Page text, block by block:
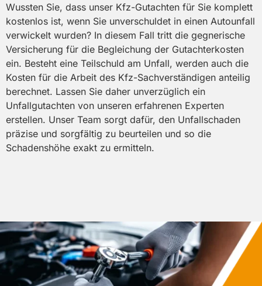
Wussten Sie, dass unser Kfz-Gutachten für Sie komplett
kostenlos ist, wenn Sie unverschuldet in einen Autounfall
verwickelt wurden? In diesem Fall tritt die gegnerische
Versicherung für die Begleichung der Gutachterkosten
ein. Besteht eine Teilschuld am Unfall, werden auch die
Kosten für die Arbeit des Kfz-Sachverständigen anteilig
berechnet. Lassen Sie daher unverzüglich ein
Unfallgutachten von unseren erfahrenen Experten
erstellen. Unser Team sorgt dafür, den Unfallschaden
präzise und sorgfältig zu beurteilen und so die
Schadenshöhe exakt zu ermitteln.